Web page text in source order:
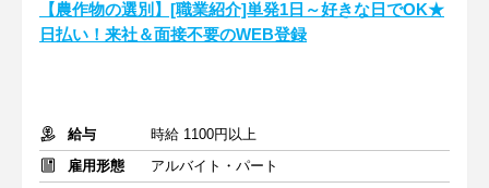
【農作物の選別】[職業紹介]単発1日～好きな日でOK★
日払い！来社＆面接不要のWEB登録
給与
時給 1100円以上
雇用形態
アルバイト・パート